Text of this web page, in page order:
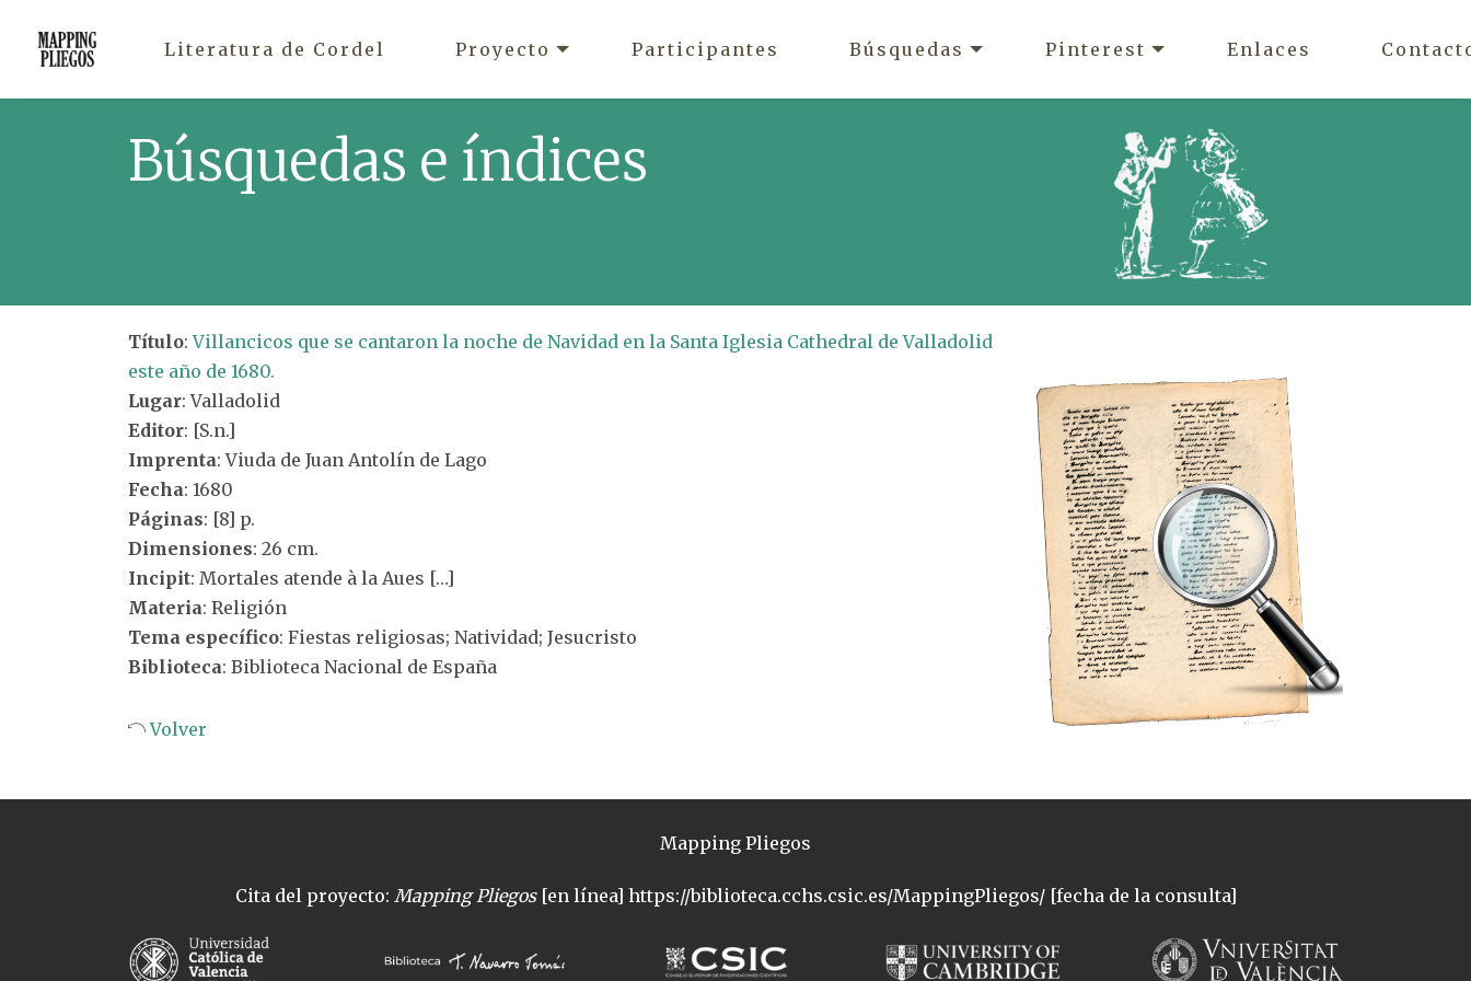
Literatura de Cordel Proyecto Participantes Búsquedas Pinterest Enlaces
Búsquedas e índices
Título:Villancicos que se cantaron la noche de Navidad en la Santa Iglesia Cathedral de Valladolid
este año de 1680.
Lugar: Valladolid
Editor: [S.n.]
Imprenta: Viuda de Juan Antolín de Lago
Fecha: 1680
Páginas: [8] p.
Dimensiones: 26 cm.
Incipit: Mortales atende à la Aues […]
Materia: Religión
Tema específico: Fiestas religiosas; Natividad; Jesucristo
Biblioteca: Biblioteca Nacional de España
Volver
Mapping Pliegos
Cita del proyecto: Mapping Pliegos[en línea] https://biblioteca.cchs.csic.es/MappingPliegos/ [fecha de la consulta]